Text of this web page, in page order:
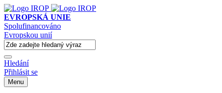
EVROPSKÁ UNIE
Spolufinancováno
Evropskou unií
Hledání
Přihlásit se
Menu